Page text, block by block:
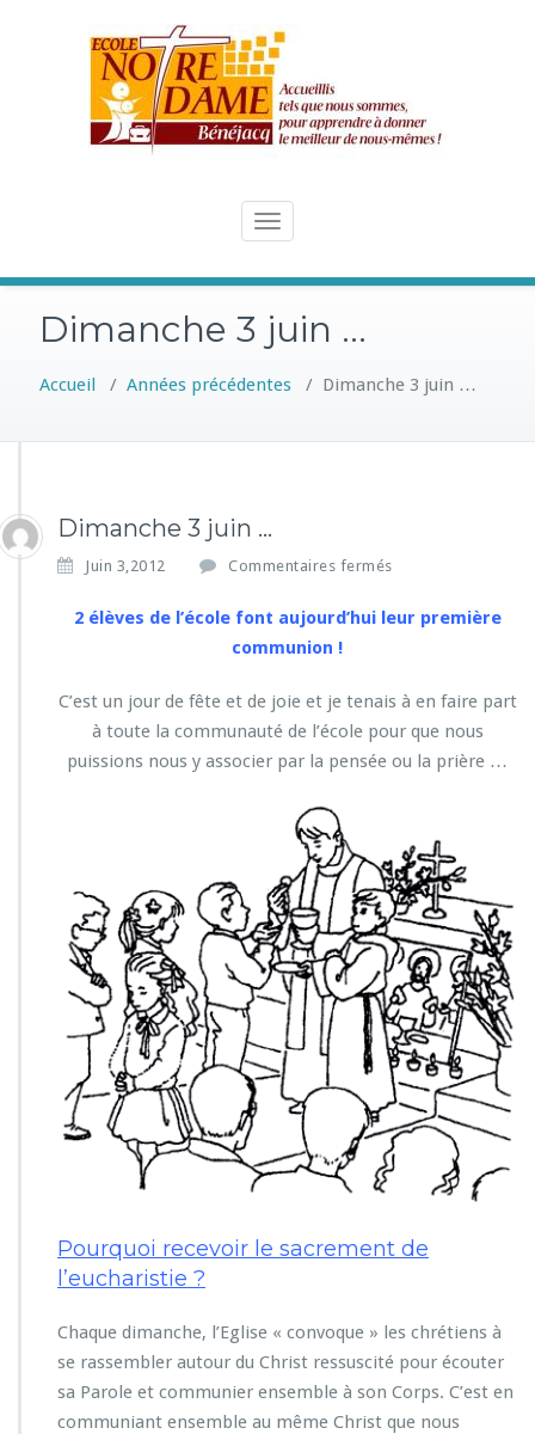
Toggle
Dimanche 3 juin …
Accueil / Années précédentes / Dimanche 3 juin …
Dimanche 3 juin …
Juin 3,2012 Commentaires fermés
r
a
n
c
j
u
i
n
…
2 élèves de l’école font aujourd’hui leur première
communion !
C’est un jour de fête et de joie et je tenais à en faire part
à toute la communauté de l’école pour que nous
puissions nous y associer par la pensée ou la prière …
Pourquoi recevoir le sacrement de
l’eucharistie ?
Chaque dimanche, l’Eglise « convoque » les chrétiens à
se rassembler autour du Christ ressuscité pour écouter
sa Parole et communier ensemble à son Corps. C’est en
communiant ensemble au même Christ que nous